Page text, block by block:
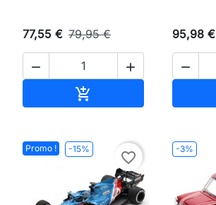
77,55 € 79,95 €
 

95,98 €

Promo ! -15%
favorite_border
-3%